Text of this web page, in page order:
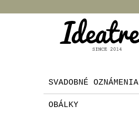
SVADOBNÉ OZNÁMENIA
OBÁLKY